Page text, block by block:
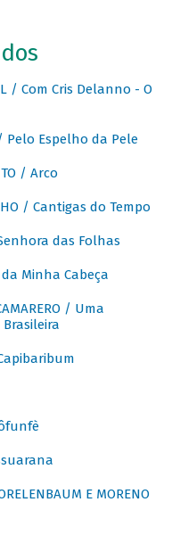
/ Com Cris Delanno - O
Pelo Espelho da Pele
/ Arco
/ Cantigas do Tempo
das Folhas
da Minha Cabeça
/ Uma
E MORENO